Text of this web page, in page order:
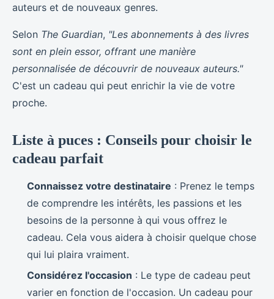
auteurs et de nouveaux genres.
Selon The Guardian, "Les abonnements à des livres
sont en plein essor, offrant une manière
personnalisée de découvrir de nouveaux auteurs."
C'est un cadeau qui peut enrichir la vie de votre
proche.
Liste à puces : Conseils pour choisir le
cadeau parfait
Connaissez votre destinataire : Prenez le temps
de comprendre les intérêts, les passions et les
besoins de la personne à qui vous offrez le
cadeau. Cela vous aidera à choisir quelque chose
qui lui plaira vraiment.
Considérez l'occasion : Le type de cadeau peut
varier en fonction de l'occasion. Un cadeau pour